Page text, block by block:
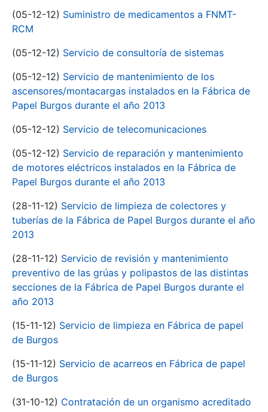
(05-12-12) Suministro de medicamentos a FNMT-
RCM
(05-12-12) Servicio de consultoría de sistemas
(05-12-12) Servicio de mantenimiento de los
ascensores/montacargas instalados en la Fábrica de
Papel Burgos durante el año 2013
(05-12-12) Servicio de telecomunicaciones
(05-12-12) Servicio de reparación y mantenimiento
de motores eléctricos instalados en la Fábrica de
Papel Burgos durante el año 2013
(28-11-12) Servicio de limpieza de colectores y
tuberías de la Fábrica de Papel Burgos durante el año
2013
(28-11-12) Servicio de revisión y mantenimiento
preventivo de las grúas y polipastos de las distintas
secciones de la Fábrica de Papel Burgos durante el
año 2013
(15-11-12) Servicio de limpieza en Fábrica de papel
de Burgos
(15-11-12) Servicio de acarreos en Fábrica de papel
de Burgos
(31-10-12) Contratación de un organismo acreditado